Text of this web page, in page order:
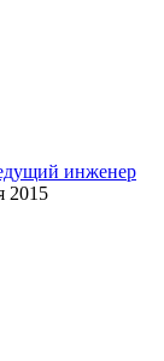
инженер
2015